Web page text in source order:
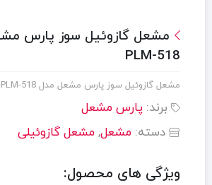
PLM-518
مشعل گازوئيل سوز پارس مشعل مدل PM9-PLM-518
برند: پارس مشعل
دسته: مشعل, مشعل گازوئیلی
ویژگی های محصول: